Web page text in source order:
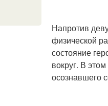
Напротив
физической
состояние
вокруг. В
осознавшего